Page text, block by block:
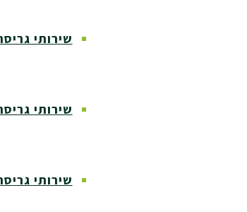
שירותי
שירותי
שירותי